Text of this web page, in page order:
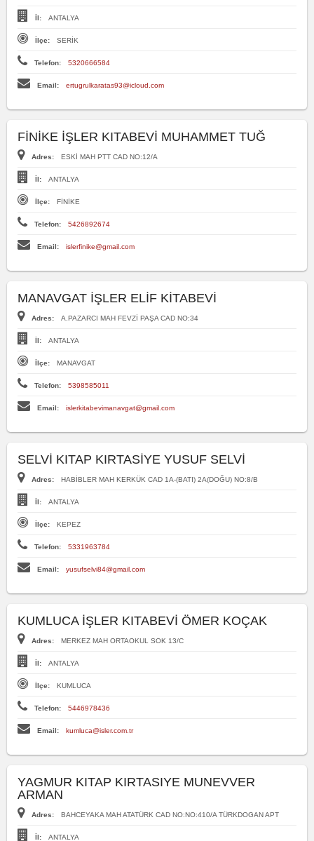
İl: ANTALYA
İlçe: SERİK
Telefon: 5320666584
Email: ertugrulkaratas93@icloud.com
FİNİKE İŞLER KITABEVİ MUHAMMET TUĞ
Adres: ESKİ MAH PTT CAD NO:12/A
İl: ANTALYA
İlçe: FİNİKE
Telefon: 5426892674
Email: islerfinike@gmail.com
MANAVGAT İŞLER ELİF KİTABEVİ
Adres: A.PAZARCI MAH FEVZİ PAŞA CAD NO:34
İl: ANTALYA
İlçe: MANAVGAT
Telefon: 5398585011
Email: islerkitabevimanavgat@gmail.com
SELVİ KITAP KIRTASİYE YUSUF SELVİ
Adres: HABİBLER MAH KERKÜK CAD 1A-(BATI) 2A(DOĞU) NO:8/B
İl: ANTALYA
İlçe: KEPEZ
Telefon: 5331963784
Email: yusufselvi84@gmail.com
KUMLUCA İŞLER KITABEVİ ÖMER KOÇAK
Adres: MERKEZ MAH ORTAOKUL SOK 13/C
İl: ANTALYA
İlçe: KUMLUCA
Telefon: 5446978436
Email: kumluca@isler.com.tr
YAGMUR KITAP KIRTASIYE MUNEVVER
ARMAN
Adres: BAHCEYAKA MAH ATATÜRK CAD NO:NO:410/A TÜRKDOGAN APT
İl: ANTALYA